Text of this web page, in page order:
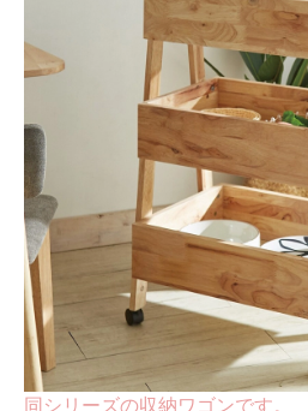
同シリーズの収納ワゴンです。